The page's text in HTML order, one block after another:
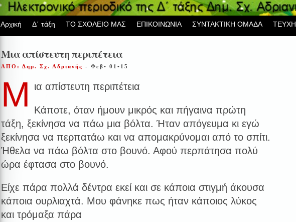
Αρχική Δ΄ τάξη ΤΟ ΣΧΟΛΕΙΟ ΜΑΣ ΕΠΙΚΟΙΝΩΝΙΑ ΣΥΝΤΑΚΤΙΚΗ ΟΜΑΔΑ ΤΕΥΧΗ
Μια απίστευτη περιπέτεια
ΑΠΟ: Δημ. Σχ. Αδριανής - Φεβ• 01•15
Μ ια απίστευτη περιπέτεια
Κάποτε, όταν ήμουν μικρός και πήγαινα πρώτη
τάξη, ξεκίνησα να πάω μια βόλτα. Ήταν απόγευμα κι εγώ
ξεκίνησα να περπατάω και να απομακρύνομαι από το σπίτι.
Ήθελα να πάω βόλτα στο βουνό. Αφού περπάτησα πολύ
ώρα έφτασα στο βουνό.
Είχε πάρα πολλά δέντρα εκεί και σε κάποια στιγμή άκουσα
κάποια ουρλιαχτά. Μου φάνηκε πως ήταν κάποιος λύκος
καιτρόμαξα πάρα